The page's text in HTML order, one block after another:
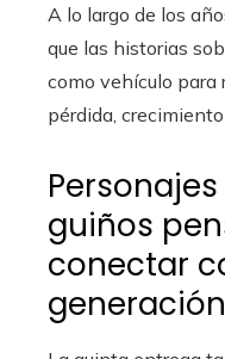
A lo largo de los
que las historias
como vehículo para
pérdida,
guiños
conectar
generación